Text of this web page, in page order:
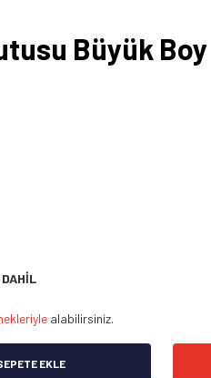
Büyük Boy
alabilirsiniz.
EKLE